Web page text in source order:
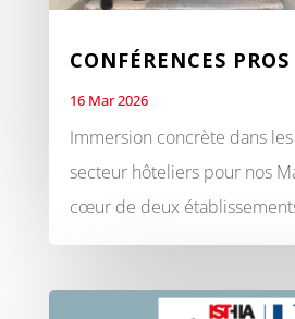
CONFÉRENCES PROS
16 Mar 2026
Immersion concrète dans
secteur hôteliers pour nos
cœur de deux